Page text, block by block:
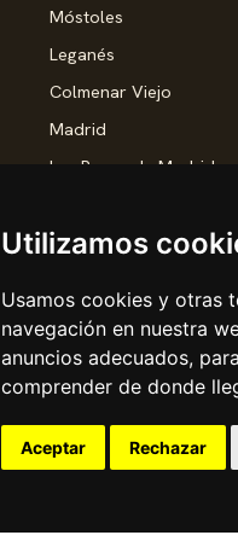
Utilizamos
Usamos cookies y otras
navegación en nuestra
anuncios adecuados,
comprender de donde
Aceptar Rechazar
Móstoles
Leganés
Colmenar Viejo
Madrid
Las Rozas de Madrid
Pozuelo de Alarcón
Valdemoro
San Sebastián de los
Alcobendas
Pinto
Parla